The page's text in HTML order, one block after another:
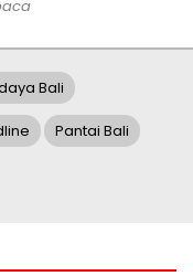
Bali
Pantai Bali